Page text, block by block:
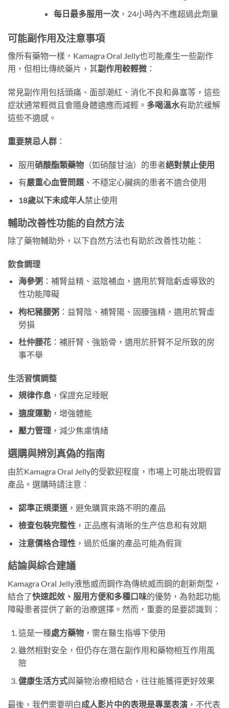
每日最多服用一次，24小時內不應超過此劑量
可能副作用及注意事項
像所有藥物一樣，Kamagra Oral Jelly也可能產生一些副作
用，但相比傳統藥片，其副作用較輕微 ​：
常見副作用包括頭痛、面部潮紅、消化不良和鼻塞等，這些
症狀通常輕微且會隨身體適應而減輕。​ 多喝溫水有助於緩解
這些不適感。
重要禁忌人群 ​：
服用硝酸酯類藥物​（如硝酸甘油）的患者絕對禁止使用
有嚴重心血管問題、不穩定心臟病的患者不適合使用
18歲以下未成年人禁止使用
輔助改善性功能的自然方法
除了藥物輔助外，以下自然方法也有助於改善性功能：
飲食調理
海參粥​：補腎益精、滋陰補血，適用於腎陰虧虛導致的
性功能障礙
枸杞豬腰粥​：益腎陰、補腎陽、固腰強精，適用於腎虛
勞損
杜仲腰花​：補肝腎、強筋骨，適用於肝腎不足所致的房
事不舉
生活習慣調整
規律作息，保證充足睡眠
適度運動，增強體能
壓力管理，減少焦慮情緒
選購與辨別真偽的指南
由於Kamagra Oral Jelly的受歡迎程度，市場上可能出現假冒
產品。選購時請注意：
認準正規渠道，避免購買來路不明的產品
檢查包裝完整性，正品應有清晰的生产信息和有效期
注意價格合理性，過於低廉的產品可能為假貨
結論與綜合建議
Kamagra Oral Jelly液態威而鋼作為傳統威而鋼的創新劑型，
結合了快速起效、服用方便和多種口味的優勢，為勃起功能
障礙患者提供了新的治療選擇。然而，重要的是要認識到：
這是一種處方藥物，需在醫生指導下使用
雖然相對安全，但仍存在潛在副作用和藥物相互作用風
險
健康生活方式與藥物治療相結合，往往能獲得更好效果
最後，我們需要明白成人影片中的表現是專業表演 ，不代表